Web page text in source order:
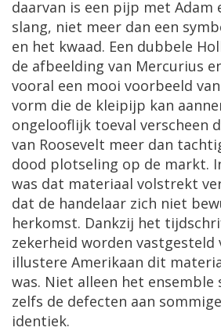
daarvan is een pijp met Adam
slang, niet meer dan een
en het kwaad. Een dubbele
de afbeelding van Mercurius
vooral een mooi voorbeeld van
vorm die de kleipijp kan
ongelooflijk toeval verscheen
van Roosevelt meer dan
dood plotseling op de markt.
was dat materiaal volstrekt
dat de handelaar zich niet
herkomst. Dankzij het
zekerheid worden vastgesteld
illustere Amerikaan dit
was. Niet alleen het ensemble
zelfs de defecten aan sommige
identiek.